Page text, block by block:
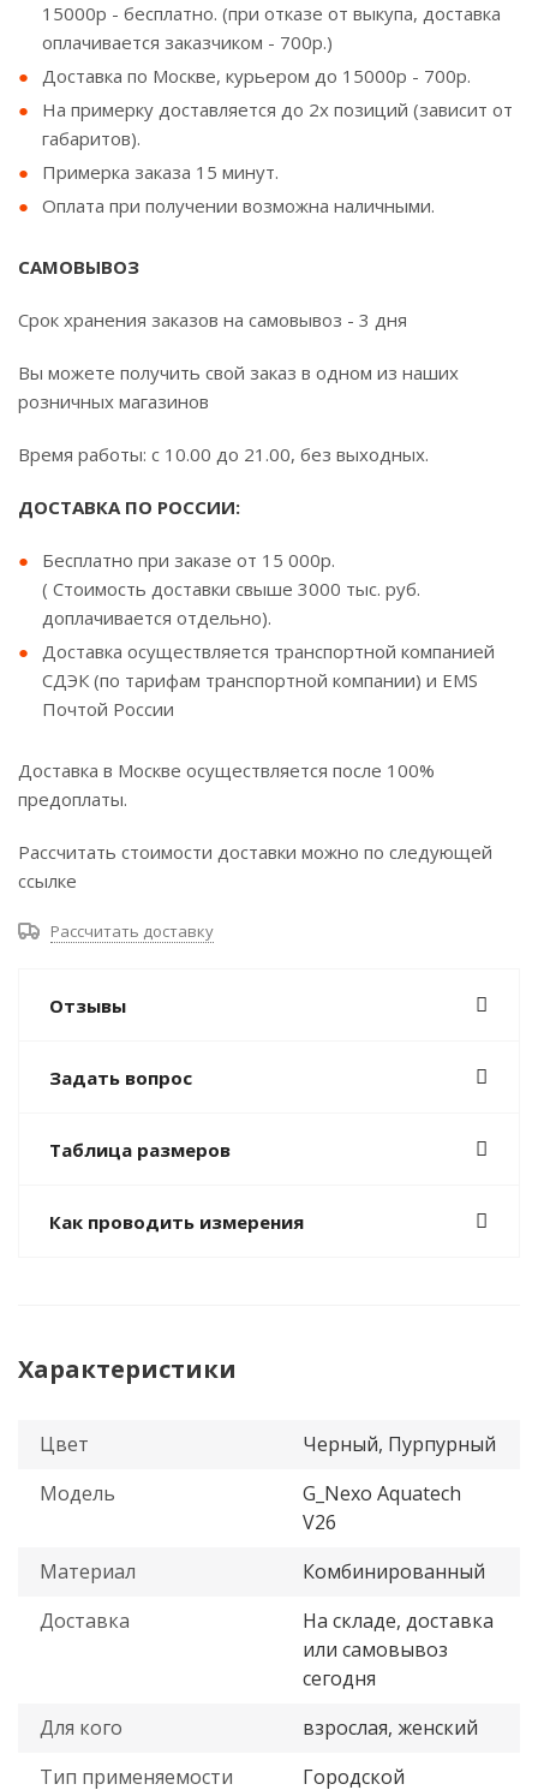
15000р - бесплатно. (при отказе от выкупа, доставка
оплачивается заказчиком - 700р.)
Доставка по Москве, курьером до 15000р - 700р.
На примерку доставляется до 2х позиций (зависит от
габаритов).
Примерка заказа 15 минут.
Оплата при получении возможна наличными.
САМОВЫВОЗ
Срок хранения заказов на самовывоз - 3 дня
Вы можете получить свой заказ в одном из наших
розничных магазинов
Время работы: с 10.00 до 21.00, без выходных.
ДОСТАВКА ПО РОССИИ:
Бесплатно при заказе от 15 000р.
( Стоимость доставки свыше 3000 тыс. руб.
доплачивается отдельно).
Доставка осуществляется транспортной компанией
СДЭК (по тарифам транспортной компании) и EMS
Почтой России
Доставка в Москве осуществляется после 100%
предоплаты.
Рассчитать стоимости доставки можно по следующей
ссылке
Рассчитать доставку
Отзывы
Задать вопрос
Таблица размеров
Как проводить измерения
Характеристики
Цвет
Черный, Пурпурный
Модель
G_Nexo Aquatech
V26
Материал
Комбинированный
Доставка
На складе, доставка
или самовывоз
сегодня
Для кого
взрослая, женский
Тип применяемости
Городской